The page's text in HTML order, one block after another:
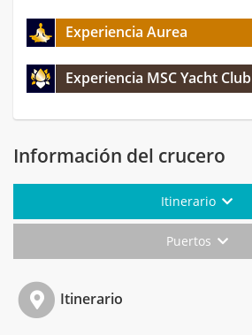
Experiencia Aurea
Experiencia MSC Yacht Club
Información del crucero
Itinerario
Puertos
Itinerario